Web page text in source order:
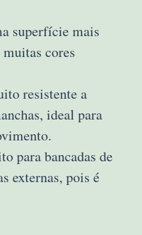
superfície mais
cores
resistente a
ideal para
para bancadas de
externas, pois é